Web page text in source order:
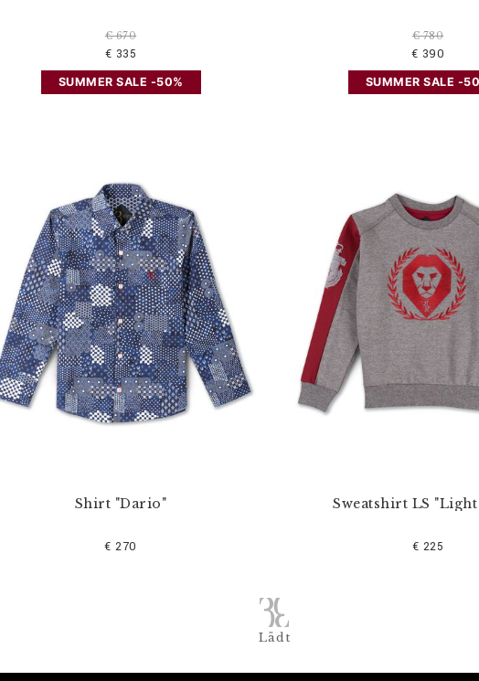
€ 670
€ 335
SUMMER SALE -50%
€ 780
€ 390
SUMMER SALE -
Shirt "Dario"
€ 270
Sweatshirt LS
€ 225
Lädt